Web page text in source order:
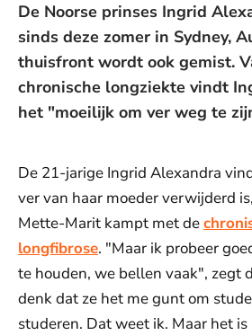
De Noorse prinses Ingrid
sinds deze zomer in Sydney,
thuisfront wordt ook gemist.
chronische longziekte vindt
het "moeilijk om ver weg te
De 21-jarige Ingrid Alexandra
ver van haar moeder verwijderd
Mette-Marit kampt met de
longfibrose. "Maar ik probeer
te houden, we bellen vaak", zegt
denk dat ze het me gunt om
studeren. Dat weet ik. Maar het